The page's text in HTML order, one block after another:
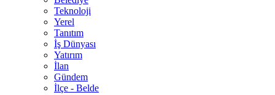
Teknoloji
Yerel
Tanıtım
İş Dünyası
Yatırım
İlan
Gündem
İlçe - Belde